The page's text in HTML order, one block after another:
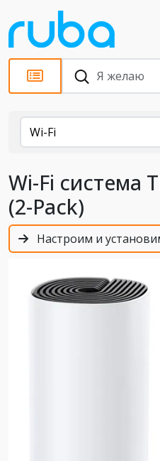
Каталог
Wi-Fi
Wi-Fi система
(2-Pack)
Настроим и